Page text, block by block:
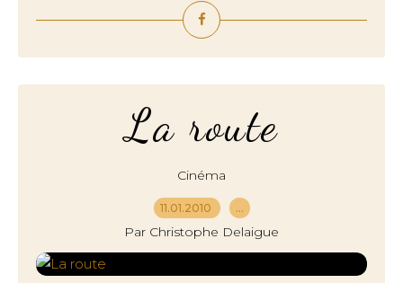
La route
Cinéma
11.01.2010 …
Par Christophe Delaigue